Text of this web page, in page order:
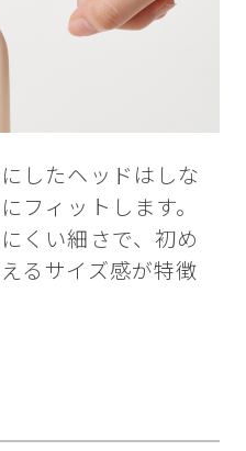
したヘッドはしな
フィットします。
くい細さで、初め
るサイズ感が特徴